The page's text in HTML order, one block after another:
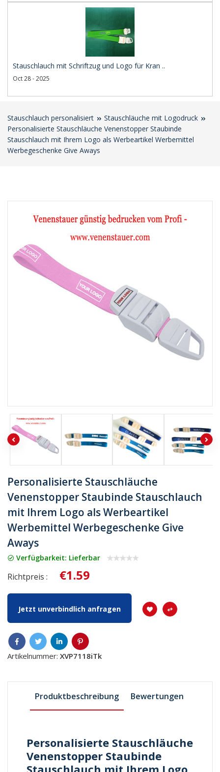
Stauschlauch mit Schriftzug und Logo für Kran ..
Oct 28 - 2025
Stauschlauch personalisiert
Stauschläuche mit Logodruck
Personalisierte Stauschläuche Venenstopper Staubinde
Stauschlauch mit Ihrem Logo als Werbeartikel Werbemittel
Werbegeschenke Give Aways
Personalisierte Stauschläuche
Venenstopper Staubinde Stauschlauch
mit Ihrem Logo als Werbeartikel
Werbemittel Werbegeschenke Give
Aways
Verfügbarkeit: Lieferbar
Richtpreis : €1.59
Jetzt unverbindlich anfragen
Artikelnummer: XVP7118iTk
Produktbeschreibung Bewertungen
Personalisierte Stauschläuche
Venenstopper Staubinde
Stauschlauch mit Ihrem Logo